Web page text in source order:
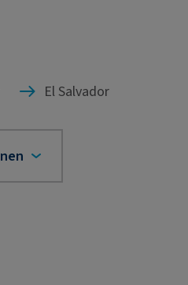
El Salvador